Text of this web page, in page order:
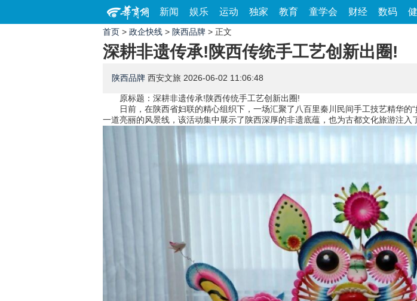
新闻 娱乐 运动 独家 教育 童学会 财经 数码
首页 > 政企快线 > 陕西品牌 > 正文
深耕非遗传承!陕西传统手工艺创新出圈!
陕西品牌 西安文旅 2026-06-02 11:06:48
原标题：深耕非遗传承!陕西传统手工艺创新出圈!
日前，在陕西省妇联的精心组织下，一场汇聚了八百里秦川民间手工技艺精华的
一道亮丽的风景线，该活动集中展示了陕西深厚的非遗底蕴，也为古都文化旅游注入